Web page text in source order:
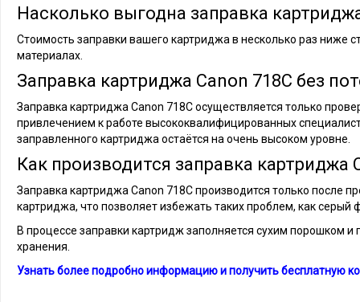
Насколько выгодна заправка
Стоимость заправки вашего картриджа в несколько раз ниже
материалах.
Заправка картриджа Canon 718C без
Заправка картриджа Canon 718C осуществляется только
привлечением к работе высококвалифицированных
заправленного картриджа остаётся на очень высоком уровне.
Как производится заправка картриджа
Заправка картриджа Canon 718C производится только после
картриджа, что позволяет избежать таких проблем, как серый
В процессе заправки картридж заполняется сухим порошком
хранения.
Узнать более подробно информацию и получить бесплатную